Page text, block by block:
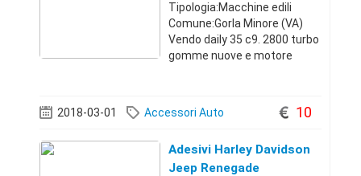
Tipologia:Macchine edili
Comune:Gorla Minore (VA)
Vendo daily 35 c9. 2800 turbo
gomme nuove e motore
3483227233Lombardia34832
272338.900 €
2018-03-01 Accessori Auto 10
Adesivi Harley Davidson
Jeep Renegade